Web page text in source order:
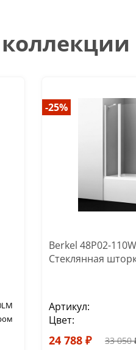
-25%
Berkel 48P02-
Стеклянная
Артикул:
Цвет:
24 788 ₽ 33 050